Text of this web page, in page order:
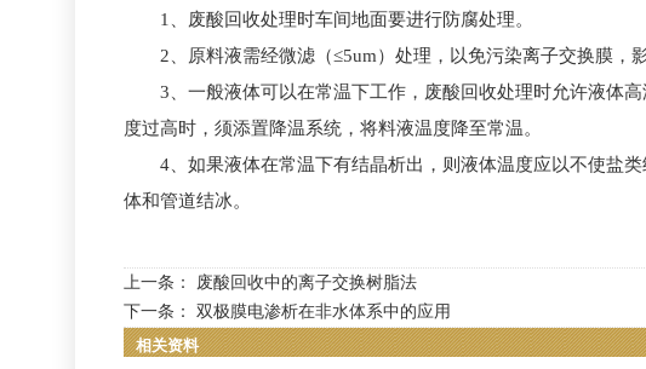
1、废酸回收处理时车间地面要进行防腐处理。
2、原料液需经微滤（≤5um）处理，以免污染离子交换膜，
3、一般液体可以在常温下工作，废酸回收处理时允许液体高
度过高时，须添置降温系统，将料液温度降至常温。
4、如果液体在常温下有结晶析出，则液体温度应以不使盐类
体和管道结冰。
上一条： 废酸回收中的离子交换树脂法
下一条： 双极膜电渗析在非水体系中的应用
相关资料